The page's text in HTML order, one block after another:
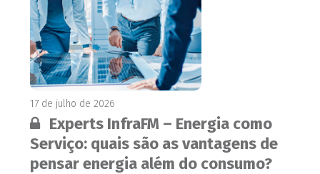
17 de julho de 2026
Conteúdo restrito:
Experts InfraFM – Energia como
Serviço: quais são as vantagens de
pensar energia além do consumo?